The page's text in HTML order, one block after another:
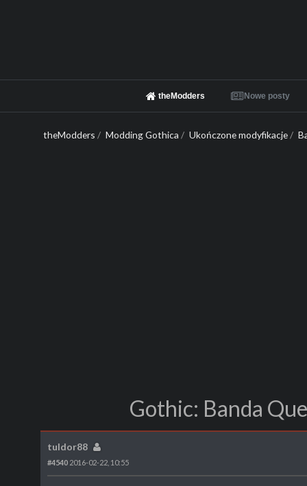
theModders Nowe posty
theModders / Modding Gothica / Ukończone modyfikacje/
Gothic: Banda
tuldor88
#4540 2016-02-22, 10:55